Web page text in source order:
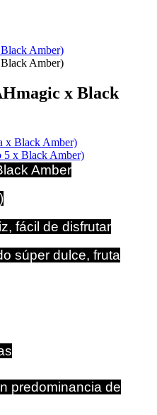
x Black
Amber
fácil de disfrutar
súper dulce, fruta
predominancia de